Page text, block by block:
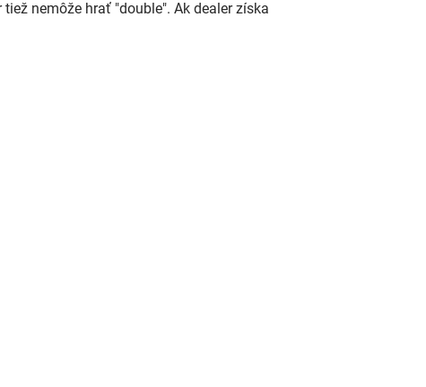
nemôže hrať "double". Ak dealer získa